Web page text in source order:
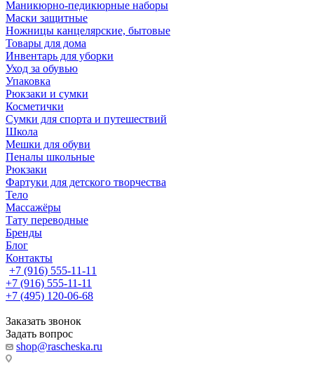
Маникюрно-педикюрные наборы
Маски защитные
Ножницы канцелярские, бытовые
Товары для дома
Инвентарь для уборки
Уход за обувью
Упаковка
Рюкзаки и сумки
Косметички
Сумки для спорта и путешествий
Школа
Мешки для обуви
Пеналы школьные
Рюкзаки
Фартуки для детского творчества
Тело
Массажёры
Тату переводные
Бренды
Блог
Контакты
+7 (916) 555-11-11
+7 (916) 555-11-11
+7 (495) 120-06-68
Заказать звонок
Задать вопрос
shop@rascheska.ru